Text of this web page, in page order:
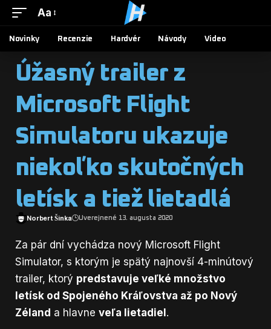
Aa
Novinky Recenzie Hardvér Návody Video
Úžasný trailer z
Microsoft Flight
Simulatoru ukazuje
niekoľko skutočných
letísk a tiež lietadlá
Norbert Šinka Uverejnené 13. augusta 2020
Za pár dní vychádza nový Microsoft Flight
Simulator, s ktorým je spätý najnovší 4-minútový
trailer, ktorý predstavuje veľké množstvo
letísk od Spojeného Kráľovstva až po Nový
Zéland a hlavne veľa lietadiel .